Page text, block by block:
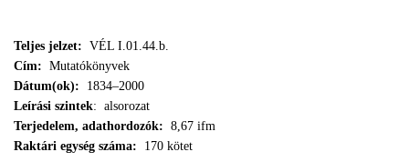
Teljes jelzet: VÉL I.01.44.b.
Cím: Mutatókönyvek
Dátum(ok): 1834–2000
Leírási szintek: alsorozat
Terjedelem, adathordozók: 8,67 ifm
Raktári egység száma: 170 kötet